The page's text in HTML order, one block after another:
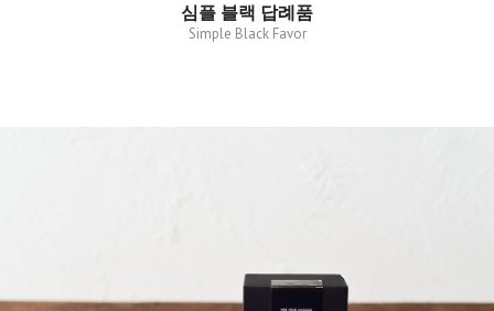
심플 블랙 답례품
Simple Black Favor